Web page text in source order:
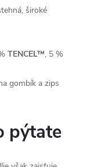
široké
TENCEL™, 5 %
gombík a zips
pýtate